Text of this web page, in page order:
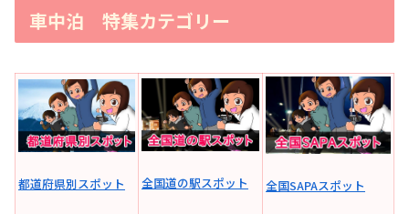
車中泊 特集カテゴリー
都道府県別スポット 全国道の駅スポット 全国SAPAスポット